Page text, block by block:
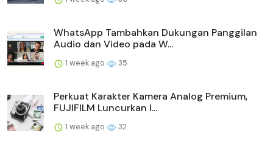
WhatsApp Tambahkan Dukungan Panggilan
Audio dan Video pada W...
1 week ago 35
Perkuat Karakter Kamera Analog Premium,
FUJIFILM Luncurkan I...
1 week ago 32